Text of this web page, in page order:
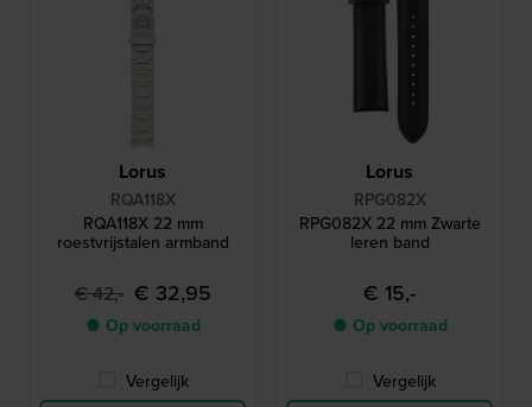
Lorus
RQA118X
RQA118X 22 mm
roestvrijstalen armband
€ 42,- € 32,95
● Op voorraad
Vergelijk
Lorus
RPG082X
RPG082X 22 mm Zwarte
leren band
€ 15,-
● Op voorraad
Vergelijk